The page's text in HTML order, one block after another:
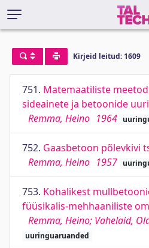
Kirjeid leitud: 1609
751. Matemaatiliste
sideainete ja betoonide
Remma, Heino 1964
752. Gaasbetoon põlevkivi
Remma, Heino 1957
753. Kohalikest
füüsikalis-mehhaaniliste
Remma, Heino; Vahelaid,
uuringuaruanded